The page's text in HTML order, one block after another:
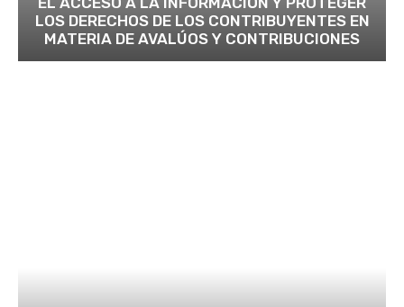
LOS DERECHOS DE LOS CONTRIBUYENTES EN
MATERIA DE AVALÚOS Y CONTRIBUCIONES